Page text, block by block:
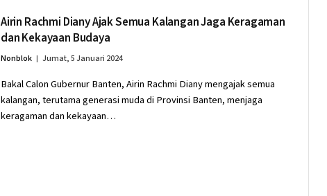
Airin Rachmi Diany Ajak Semua Kalangan Jaga Keragaman
dan Kekayaan Budaya
Nonblok Jumat, 5 Januari 2024
Bakal Calon Gubernur Banten, Airin Rachmi Diany mengajak semua
kalangan, terutama generasi muda di Provinsi Banten, menjaga
keragaman dan kekayaan…